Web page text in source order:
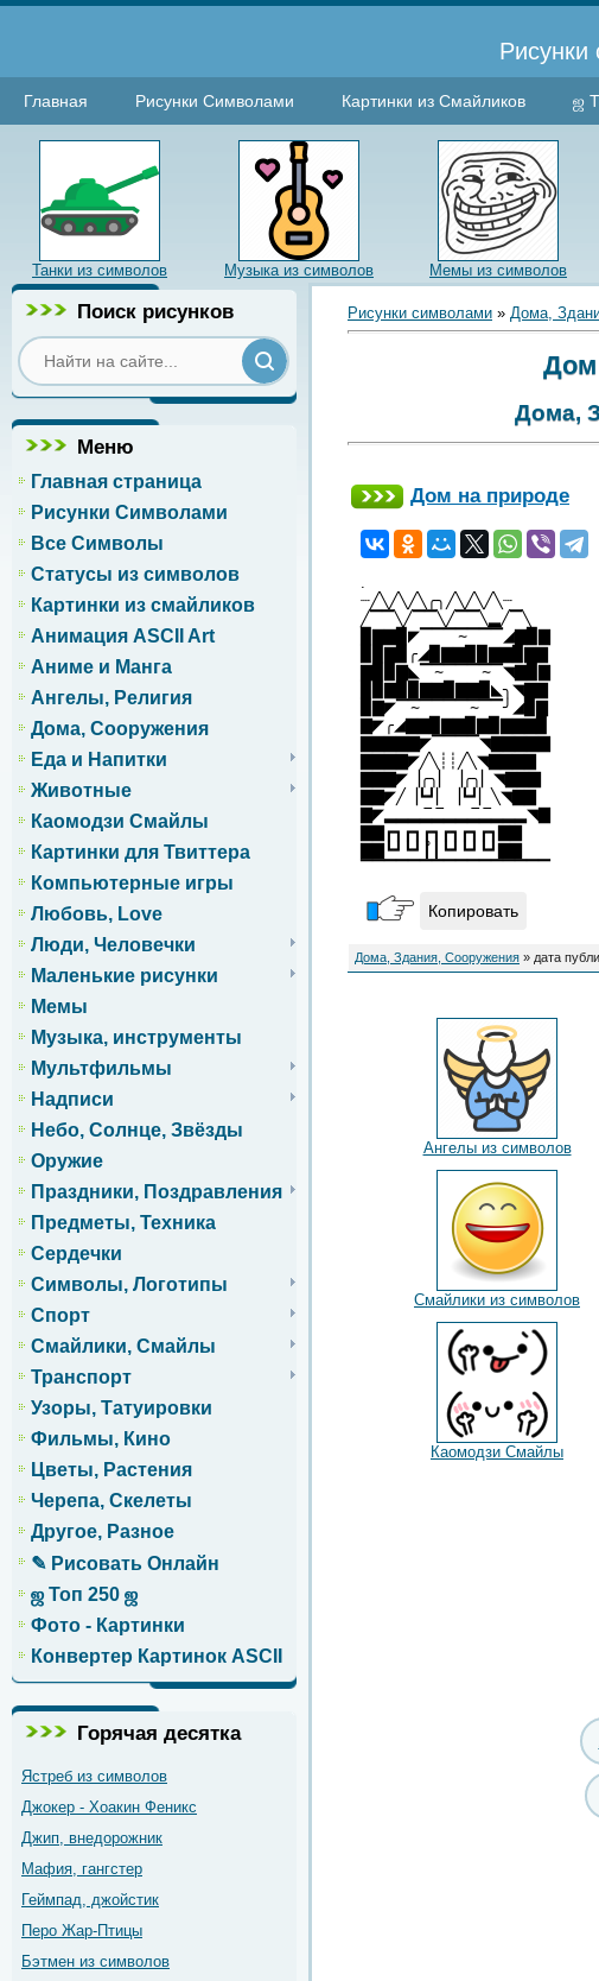
Рисунки
Главная Рисунки Символами Картинки из Смайликов ஜ
Танки из символов Музыка из символов Мемы из символов
Поиск рисунков
Меню
Главная страница
Рисунки Символами
Все Символы
Статусы из символов
Картинки из смайликов
Анимация ASCII Art
Аниме и Манга
Ангелы, Религия
Дома, Сооружения
Еда и Напитки
Животные
Каомодзи Смайлы
Картинки для Твиттера
Компьютерные игры
Любовь, Love
Люди, Человечки
Маленькие рисунки
Мемы
Музыка, инструменты
Мультфильмы
Надписи
Небо, Солнце, Звёзды
Оружие
Праздники, Поздравления
Предметы, Техника
Сердечки
Символы, Логотипы
Спорт
Смайлики, Смайлы
Транспорт
Узоры, Татуировки
Фильмы, Кино
Цветы, Растения
Черепа, Скелеты
Другое, Разное
✎ Рисовать Онлайн
ஜ Топ 250 ஜ
Фото - Картинки
Конвертер Картинок ASCII
Горячая десятка
Ястреб из символов
Джокер - Хоакин Феникс
Джип, внедорожник
Мафия, гангстер
Геймпад, джойстик
Перо Жар-Птицы
Бэтмен из символов
Рисунки символами » Дома,
Дом
Дома,
Дом на природе
.
┈╱╲╱╲╱╲╭╮╱╲╱╲╱╲┈
╱▔▔╲╱▔▔╲╱▔▔╲▂╱▔╲
▉▇▇▉◤▔▔▔▔̴▔▔▔◢▇▉▇
▉▉▇▉╭◢▉▇▇▉▉▇▇▉▇▇
▇▉▉▇◣▔▔̴▔▔▔▔̴▔◥▇▉▇
▉▉▇▉▉▇▇▉▇▇▉◣╮◥▇▇
▉▇◤▔▔̴▔▔▔▔▔̴▔▔╯◢▉▇
▇◤╭◢▇▇▉▇▇▉▇▉▇▇▇▉
▇▇▇▇▇◤▔▔▔▔◥▇▇▇▇▇
▇▇▇▇◤╱╲┊┊╱╲◥▇▇▇▇
▇▇▇◤▕╭╮▏▕╭╮▏◥▇▇▇
▇▇◤╱▕┗┛▏▕┗┛▏╲◥▇▇
▇◤▂▂▂▂̅▂̅▂▂▂̅▂̅▂▂▂◥▇
▇▇┏┓┏┓┏┓┏┓┏┓┏┓▇▇
▇▇┗┛┗┛┃̊┃┗┛┗┛┗┛▇▇
▔▔▔▔▔▔▔▔▔▔▔▔▔▔▔▔
Копировать
Дома, Здания, Сооружения » дата
Ангелы из символов
Смайлики из символов
Каомодзи Смайлы